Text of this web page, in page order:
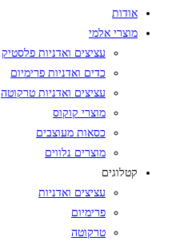
אודות
מוצרי אלמי
עציצים ואדניות פלסטיק
כדים ואדניות פרימיום
עציצים ואדניות טרקוטה
מוצרי קוקוס
כסאות מעוצבים
מוצרים נלווים
קטלוגים
עציצים ואדניות
פרימיום
טרקוטה